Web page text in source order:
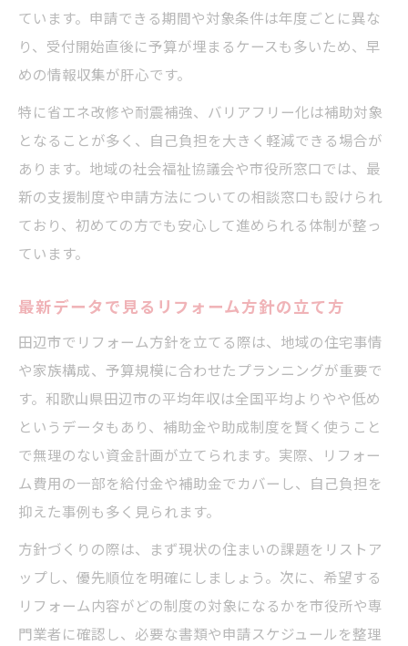
ています。申請できる期間や対象条件は年度ごとに異な
り、受付開始直後に予算が埋まるケースも多いため、早
めの情報収集が肝心です。
特に省エネ改修や耐震補強、バリアフリー化は補助対象
となることが多く、自己負担を大きく軽減できる場合が
あります。地域の社会福祉協議会や市役所窓口では、最
新の支援制度や申請方法についての相談窓口も設けられ
ており、初めての方でも安心して進められる体制が整っ
ています。
最新データで見るリフォーム方針の立て方
田辺市でリフォーム方針を立てる際は、地域の住宅事情
や家族構成、予算規模に合わせたプランニングが重要で
す。和歌山県田辺市の平均年収は全国平均よりやや低め
というデータもあり、補助金や助成制度を賢く使うこと
で無理のない資金計画が立てられます。実際、リフォー
ム費用の一部を給付金や補助金でカバーし、自己負担を
抑えた事例も多く見られます。
方針づくりの際は、まず現状の住まいの課題をリストア
ップし、優先順位を明確にしましょう。次に、希望する
リフォーム内容がどの制度の対象になるかを市役所や専
門業者に確認し、必要な書類や申請スケジュールを整理